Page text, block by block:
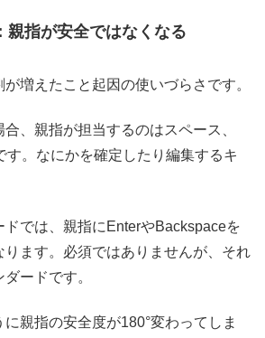
親指が安全ではなくなる
増えたこと起因の使いづらさです。
、親指が担当するのはスペース、
す。なにかを確定したり編集するキ
ドでは、親指にEnterやBackspaceを
ります。必須ではありませんが、それ
ードです。
親指の安全度が180°変わってしま